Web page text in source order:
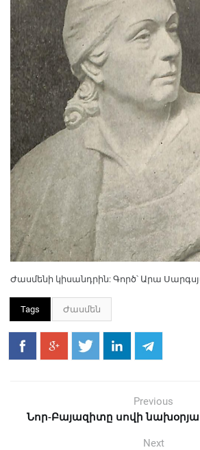
Ժասմենի կիսանդրին: Գործ՝ Արա
Tags Ժասմեն
Previous
Նոր-Բայազիտը սովի
Next